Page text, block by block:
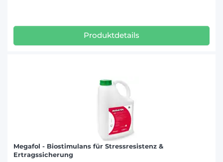
Produktdetails
Megafol - Biostimulans für Stressresistenz &
Ertragssicherung